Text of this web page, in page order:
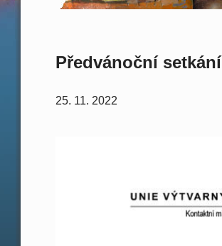
Předvánoční setkání
25. 11. 2022